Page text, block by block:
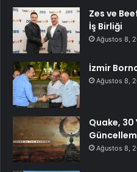
Zes ve
İş Birliği
Ağustos 8,
İzmir
Ağustos 8,
Quake, 30
Ağustos 8,